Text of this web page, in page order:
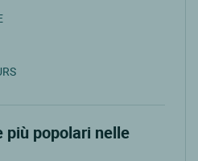
più popolari nelle